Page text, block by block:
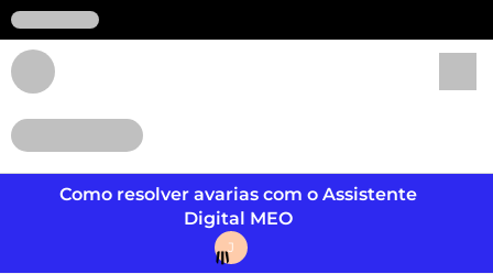
Como resolver avarias com o Assistente
Digital MEO
J